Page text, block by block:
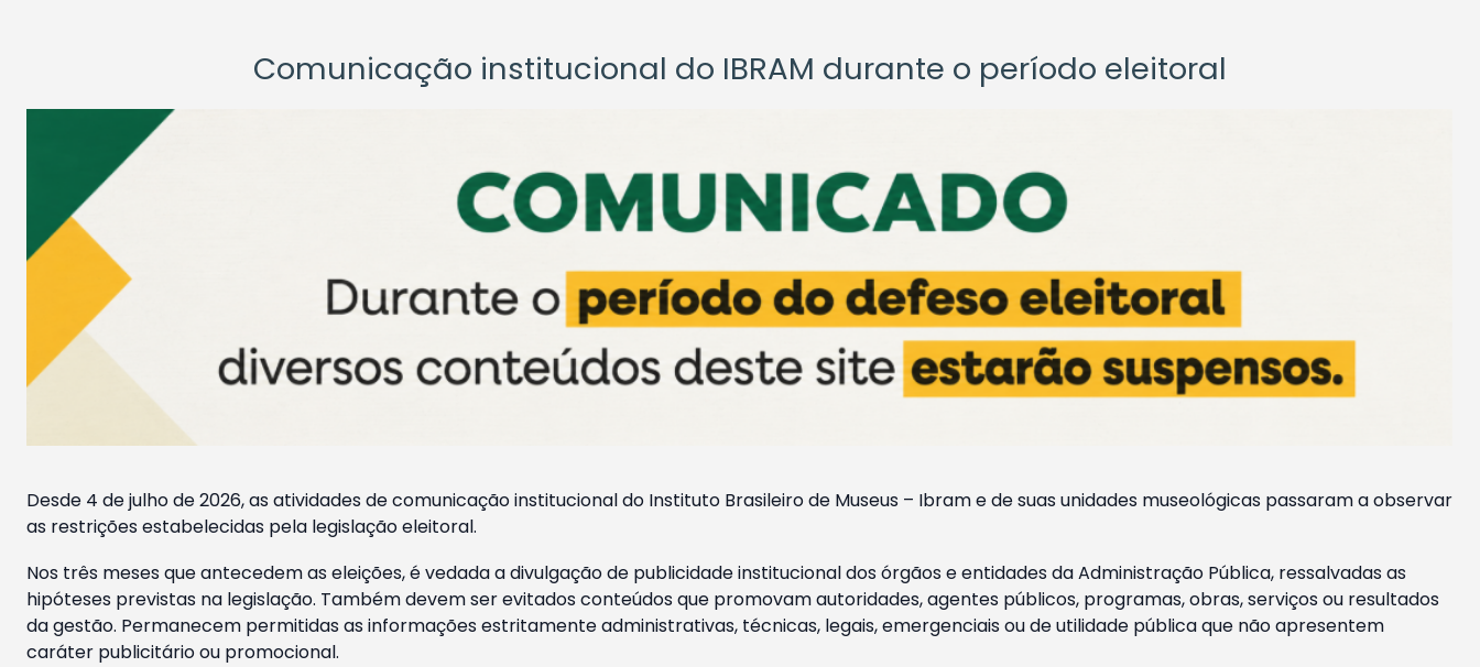
Comunicação institucional do IBRAM durante o período eleitoral
Desde 4 de julho de 2026, as atividades de comunicação institucional do Instituto Brasileiro de Museus – Ibram e de suas unidades museológicas passaram a observar
as restrições estabelecidas pela legislação eleitoral.
Nos três meses que antecedem as eleições, é vedada a divulgação de publicidade institucional dos órgãos e entidades da Administração Pública, ressalvadas as
hipóteses previstas na legislação. Também devem ser evitados conteúdos que promovam autoridades, agentes públicos, programas, obras, serviços ou resultados
da gestão. Permanecem permitidas as informações estritamente administrativas, técnicas, legais, emergenciais ou de utilidade pública que não apresentem
caráter publicitário ou promocional.